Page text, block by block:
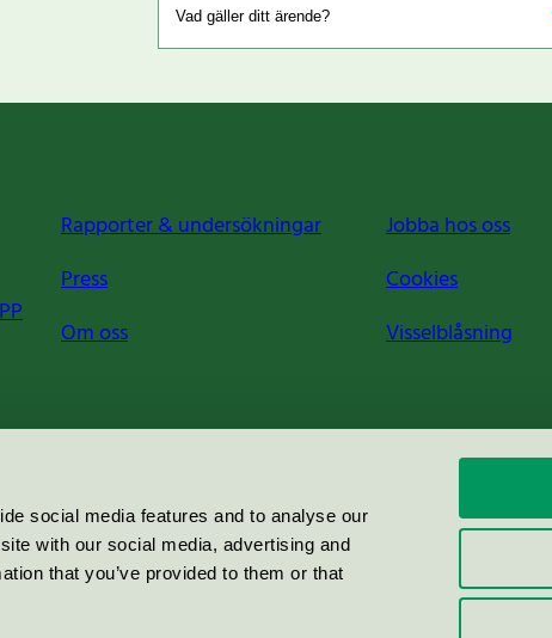
social media features and to analyse our
with our social media, advertising and
that you’ve provided to them or that
Rapporter & undersökningar
Press
Om oss
Jobba hos oss
Cookies
Visselblåsning